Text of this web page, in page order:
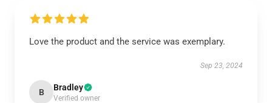
Love the product and the service was exemplary.
Sep 23, 2024
B Bradley
Verified owner